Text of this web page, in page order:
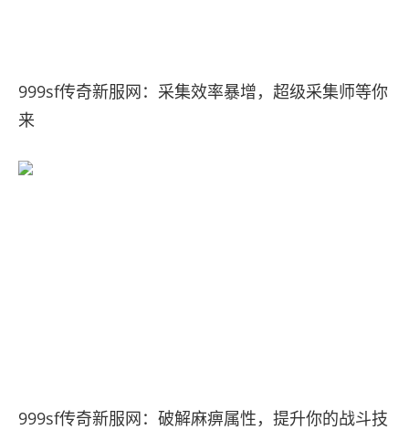
999sf传奇新服网：采集效率暴增，超级采集师等你
来
999sf传奇新服网：破解麻痹属性，提升你的战斗技